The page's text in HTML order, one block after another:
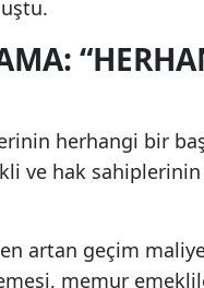
herhangi bir
ve hak
artan geçim
memur